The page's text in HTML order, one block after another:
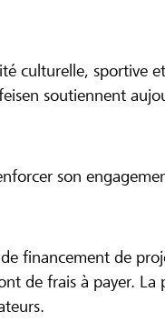
culturelle, sportive
soutiennent
son
financement de
de frais à payer.